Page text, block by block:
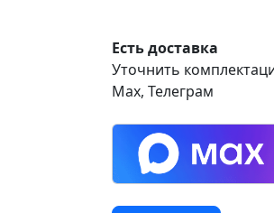
Есть доставка
Уточнить
Max, Телеграм